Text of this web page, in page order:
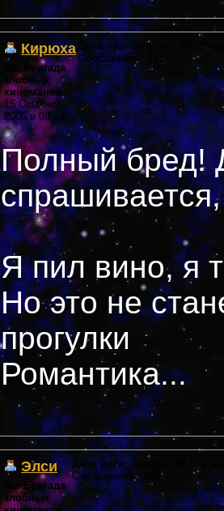
Кирюха
Re: Бригада
злобных
киноманов
15 October,
2005 в 08:24
Дата регистрации: 36
Сообщений: 111
Полный бред!
Я пил вино, я
Но это не
прогулки
Романтика...
Элси
Re: Бригада
злобных
Дата регистрации: 38
Сообщений: 180